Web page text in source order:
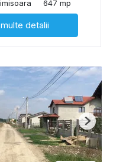
647 mp
detalii
Next